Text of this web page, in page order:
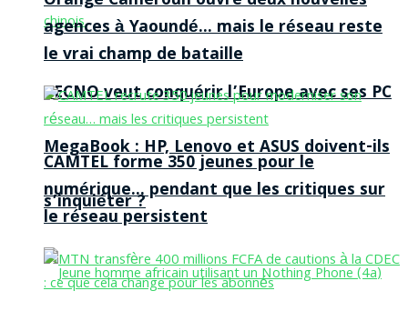
TECNO veut conquérir l’Europe avec ses PC
MegaBook : HP, Lenovo et ASUS doivent-ils
s’inquiéter ?
agences à Yaoundé… mais le réseau reste
le vrai champ de bataille
CAMTEL forme 350 jeunes pour le
numérique… pendant que les critiques sur
le réseau persistent